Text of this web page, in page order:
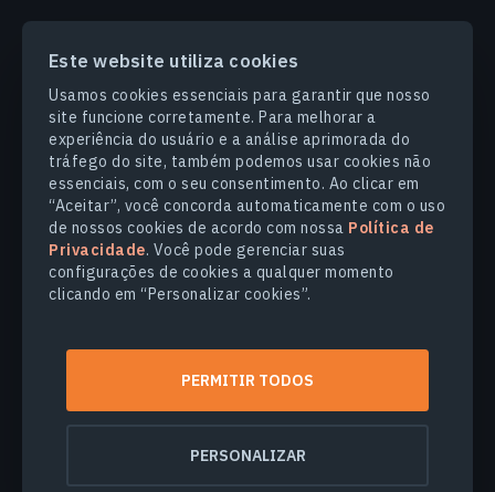
Este website utiliza cookies
Usamos cookies essenciais para garantir que nosso
site funcione corretamente. Para melhorar a
experiência do usuário e a análise aprimorada do
tráfego do site, também podemos usar cookies não
essenciais, com o seu consentimento. Ao clicar em
“Aceitar”, você concorda automaticamente com o uso
de nossos cookies de acordo com nossa Política de
Privacidade. Você pode gerenciar suas
configurações de cookies a qualquer momento
clicando em “Personalizar cookies”.
PERMITIR TODOS
PERSONALIZAR
PRODUCTS & SOLUTIONS
SETORES
COMPANHIA
EXPLORE
Segurança dos dados